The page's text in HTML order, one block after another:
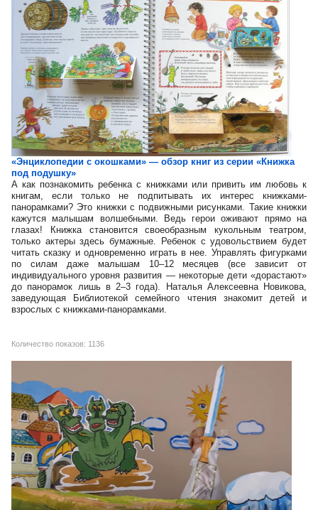
«Энциклопедии с окошками» — обзор книг из серии «Книжка
под подушку»
А как познакомить ребенка с книжками или привить им любовь к
книгам, если только не подпитывать их интерес книжками-
панорамками? Это книжки с подвижными рисунками. Такие книжки
кажутся малышам волшебными. Ведь герои оживают прямо на
глазах! Книжка становится своеобразным кукольным театром,
только актеры здесь бумажные. Ребенок с удовольствием будет
читать сказку и одновременно играть в нее. Управлять фигурками
по силам даже малышам 10–12 месяцев (все зависит от
индивидуального уровня развития — некоторые дети «дорастают»
до панорамок лишь в 2–3 года). Наталья Алексеевна Новикова,
заведующая Библиотекой семейного чтения знакомит детей и
взрослых с книжками-панорамками.
Количество показов: 1136